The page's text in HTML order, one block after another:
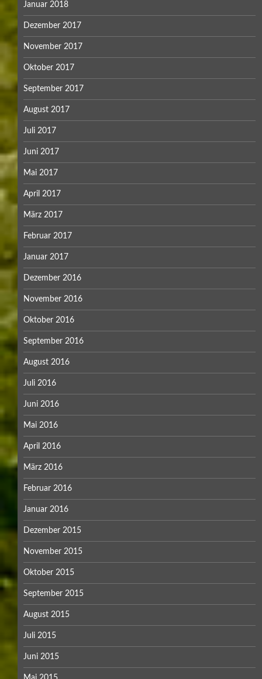
Januar 2018
Dezember 2017
November 2017
Oktober 2017
September 2017
August 2017
Juli 2017
Juni 2017
Mai 2017
April 2017
März 2017
Februar 2017
Januar 2017
Dezember 2016
November 2016
Oktober 2016
September 2016
August 2016
Juli 2016
Juni 2016
Mai 2016
April 2016
März 2016
Februar 2016
Januar 2016
Dezember 2015
November 2015
Oktober 2015
September 2015
August 2015
Juli 2015
Juni 2015